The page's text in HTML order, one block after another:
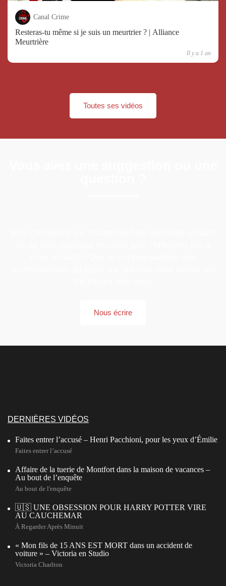
Canal Crime
Resteras-tu même si je suis un meurtrier ? | Alliance
Meurtrière
Il y a 1 an
Toutes ses vidéos
Nous écrire
DERNIÈRES VIDÉOS
Faites entrer l’accusé – Henri Pacchioni, pour les yeux d’Émilie
Faites entrer l’accusé
Affaire de la tuerie de Montfort dans la maison de vacances –
Au bout de l’enquête
Au bout de l'enquête
🇺🇸 UNE OBSESSION POUR HARRY POTTER VIRE
AU CAUCHEMAR
À Regarder Après Minuit
« Mon fils de 15 ANS EST MORT dans un accident de
voiture » – Victoria en Studio
Victoria Charlton